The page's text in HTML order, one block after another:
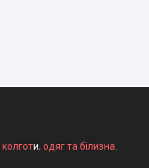
колготи, одяг та білизна.